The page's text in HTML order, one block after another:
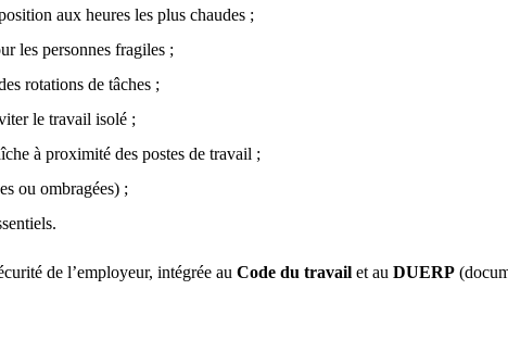
aux heures les plus chaudes ;
les personnes fragiles ;
rotations de tâches ;
le travail isolé ;
à proximité des postes de travail ;
ou ombragées) ;
de l’employeur, intégrée au Code du travail et au DUERP